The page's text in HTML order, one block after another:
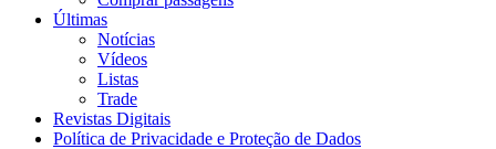
Últimas
Notícias
Vídeos
Listas
Trade
Revistas Digitais
Política de Privacidade e Proteção de Dados